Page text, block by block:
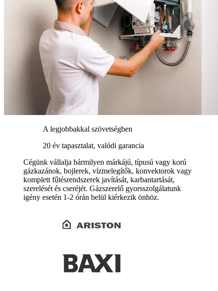
A legjobbakkal szövetségben
20 év tapasztalat, valódi garancia
Cégünk vállalja bármilyen márkájú, típusú vagy korú
gázkazánok, bojlerek, vízmelegítők, konvektorok vagy
komplett fűtésrendszerek javítását, karbantartását,
szerelését és cseréjét. Gázszerelő gyorsszolgálatunk
igény esetén 1-2 órán belül kiérkezik önhöz.